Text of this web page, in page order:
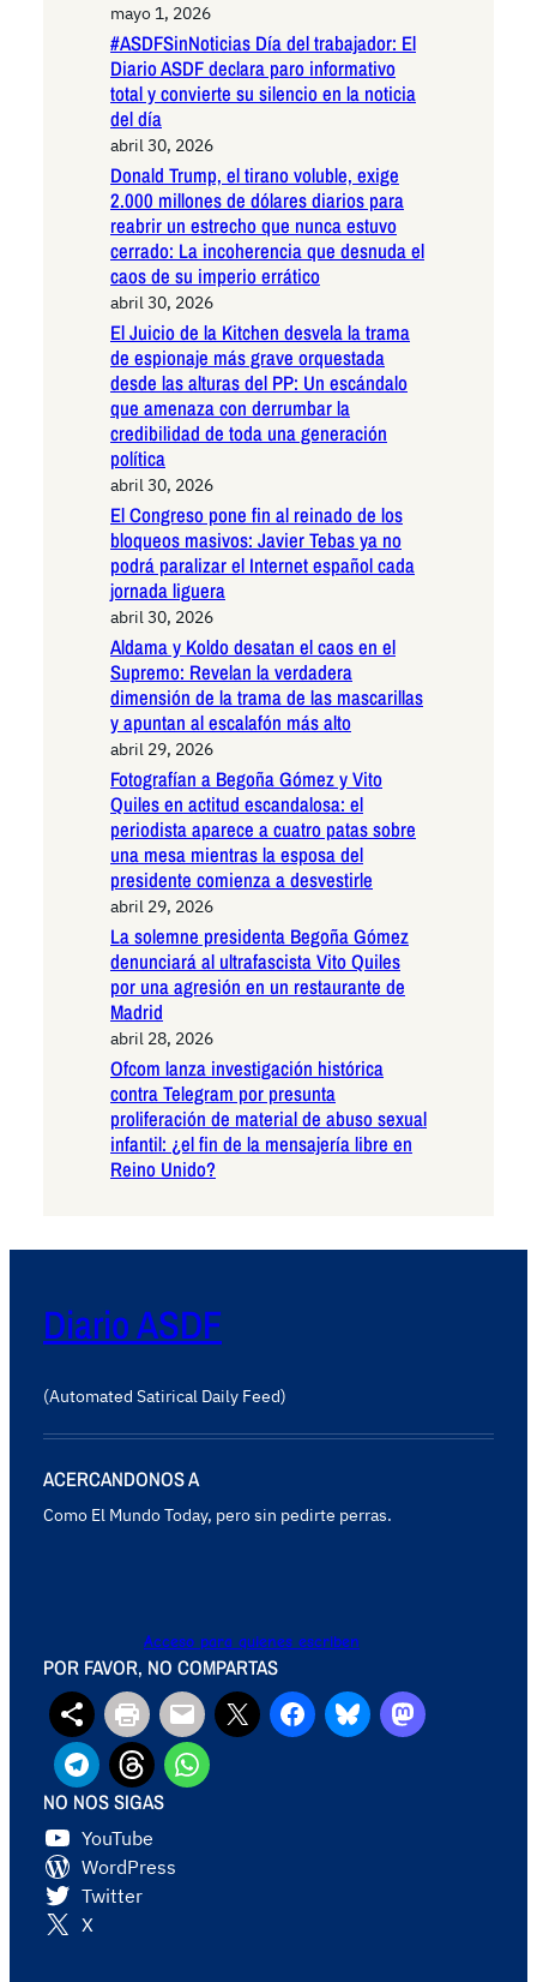
mayo 1, 2026
#ASDFSinNoticias Día del trabajador: El
Diario ASDF declara paro informativo
total y convierte su silencio en la noticia
del día
abril 30, 2026
Donald Trump, el tirano voluble, exige
2.000 millones de dólares diarios para
reabrir un estrecho que nunca estuvo
cerrado: La incoherencia que desnuda el
caos de su imperio errático
abril 30, 2026
El Juicio de la Kitchen desvela la trama
de espionaje más grave orquestada
desde las alturas del PP: Un escándalo
que amenaza con derrumbar la
credibilidad de toda una generación
política
abril 30, 2026
El Congreso pone fin al reinado de los
bloqueos masivos: Javier Tebas ya no
podrá paralizar el Internet español cada
jornada liguera
abril 30, 2026
Aldama y Koldo desatan el caos en el
Supremo: Revelan la verdadera
dimensión de la trama de las mascarillas
y apuntan al escalafón más alto
abril 29, 2026
Fotografían a Begoña Gómez y Vito
Quiles en actitud escandalosa: el
periodista aparece a cuatro patas sobre
una mesa mientras la esposa del
presidente comienza a desvestirle
abril 29, 2026
La solemne presidenta Begoña Gómez
denunciará al ultrafascista Vito Quiles
por una agresión en un restaurante de
Madrid
abril 28, 2026
Ofcom lanza investigación histórica
contra Telegram por presunta
proliferación de material de abuso sexual
infantil: ¿el fin de la mensajería libre en
Reino Unido?
Diario ASDF
(Automated Satirical Daily Feed)
ACERCANDONOS A
Como El Mundo Today, pero sin pedirte perras.
Acceso para quienes escriben
POR FAVOR, NO COMPARTAS
NO NOS SIGAS
YouTube
WordPress
Twitter
X